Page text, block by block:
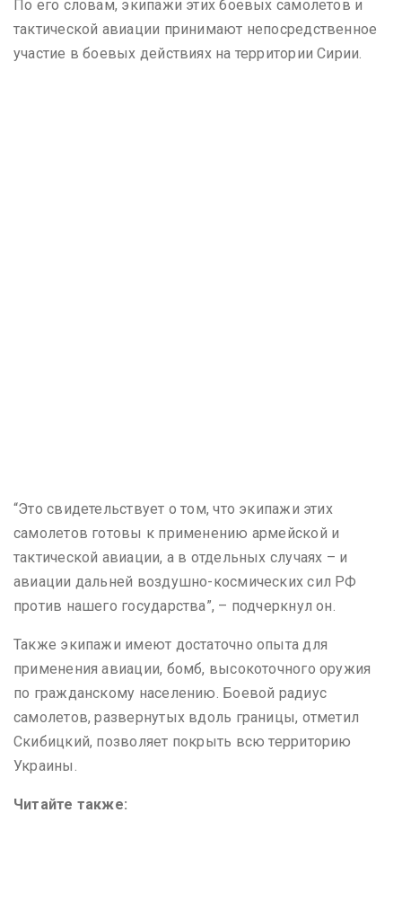
По его словам, экипажи этих боевых самолетов и
тактической авиации принимают непосредственное
участие в боевых действиях на территории Сирии.
“Это свидетельствует о том, что экипажи этих
самолетов готовы к применению армейской и
тактической авиации, а в отдельных случаях – и
авиации дальней воздушно-космических сил РФ
против нашего государства”, – подчеркнул он.
Также экипажи имеют достаточно опыта для
применения авиации, бомб, высокоточного оружия
по гражданскому населению. Боевой радиус
самолетов, развернутых вдоль границы, отметил
Скибицкий, позволяет покрыть всю территорию
Украины.
Читайте также: